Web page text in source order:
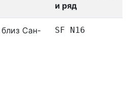
и ряд
Сан-
SF N16